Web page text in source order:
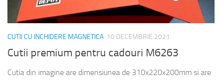
CUTII CU INCHIDERE MAGNETICA 10 DECEMBRIE 2021
Cutii premium pentru cadouri M6263
Cutia din imagine are dimensiunea de 310x220x200mm si are